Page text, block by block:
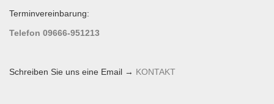
Terminvereinbarung:
Telefon 09666-951213
Schreiben Sie uns eine Email → KONTAKT